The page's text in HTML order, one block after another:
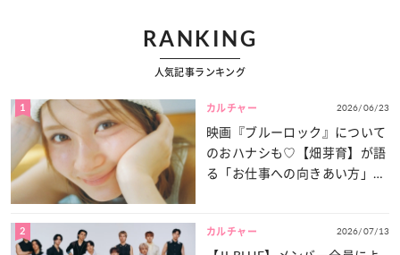
RANKING
人気記事ランキング
1 カルチャー 2026/06/23
映画『ブルーロック』について
のおハナシも♡【畑芽育】が語
る「お仕事への向きあい方」と
2 カルチャー 2026/07/13